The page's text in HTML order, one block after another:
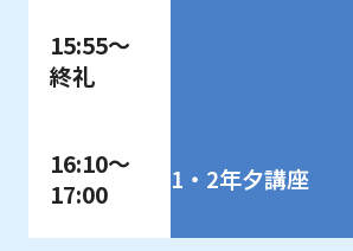
15:55～
終礼
16:10～
17:00
1・2年夕講座